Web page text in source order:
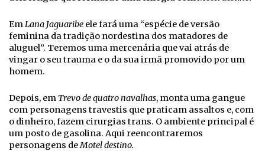
EmLana Jaguaribe ele fará uma “espécie de versão
feminina da tradição nordestina dos matadores de
aluguel”. Teremos uma mercenária que vai atrás de
vingar o seu trauma e o da sua irmã promovido por um
homem.
Depois, em Trevo de quatro navalhas, monta uma gangue
com personagens travestis que praticam assaltos e, com
o dinheiro, fazem cirurgias trans. O ambiente principal é
um posto de gasolina. Aqui reencontraremos
personagens deMotel destino.